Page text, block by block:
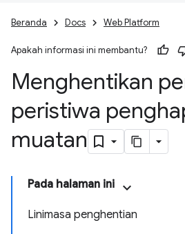
Beranda Docs Web Platform
Apakah informasi ini membantu?
Menghentikan
peristiwa
muatan
Pada halaman ini
Linimasa penghentian